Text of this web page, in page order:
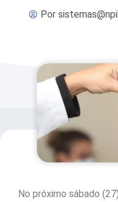
Por
No próximo sábado